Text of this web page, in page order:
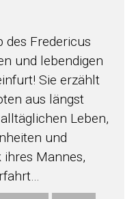
des Fredericus
und lebendigen
Sie erzählt
aus längst
Leben,
und
Mannes,